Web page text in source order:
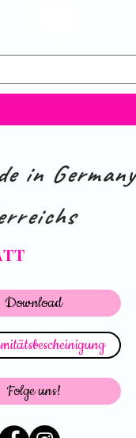
in Germany
Download
Folge uns!